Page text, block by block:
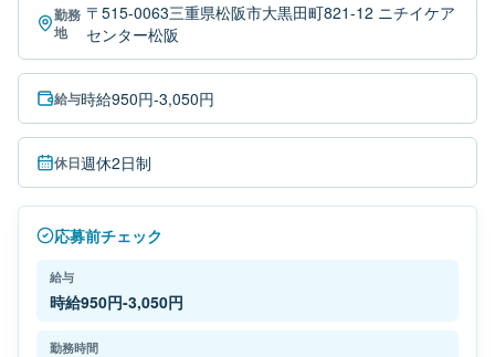
勤務
地
〒515-0063三重県松阪市大黒田町821-12 ニチイケア
センター松阪
給与時給950円-3,050円
休日週休2日制
応募前チェック
給与
時給950円-3,050円
勤務時間